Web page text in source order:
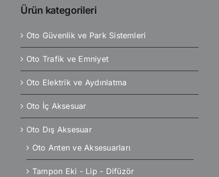
Ürün kategorileri
Oto Güvenlik ve Park Sistemleri
Oto Trafik ve Emniyet
Oto Elektrik ve Aydınlatma
Oto İç Aksesuar
Oto Dış Aksesuar
Oto Anten ve Aksesuarları
Tampon Eki - Lip - Difüzör